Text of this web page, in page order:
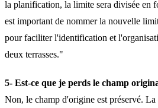
la planification, la limite sera divisée en
est important de nommer la nouvelle
pour faciliter l'identification et
deux terrasses."
5- Est-ce que je perds le champ
Non, le champ d'origine est préservé.